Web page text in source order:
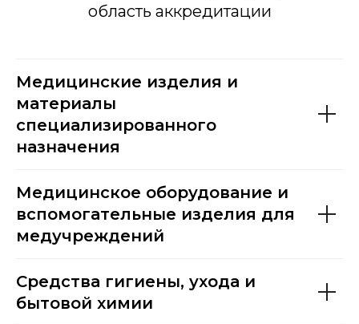
область аккредитации
Медицинские изделия и
материалы
специализированного
назначения
Медицинское оборудование и
вспомогательные изделия для
медучреждений
Средства гигиены, ухода и
бытовой химии